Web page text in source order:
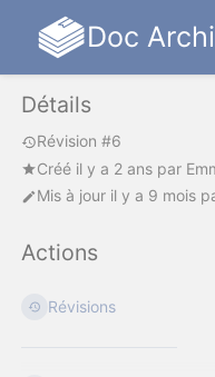
Doc
Détails
Révision #6
Créé il y a 2 ans par
Mis à jour il y a 9 mois
Actions
Révisions